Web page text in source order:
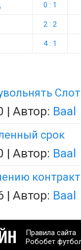
0 : 1
2 : 2
4 : 1
| Автор: Baal
срок
| Автор: Baal
| Автор: Baal
Правила сайта
Робобет